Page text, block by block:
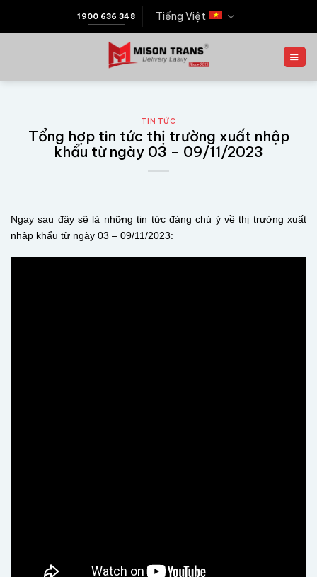
1900 636 348 Tiếng Việt
TIN TỨC
Tổng hợp tin tức thị trường xuất nhập
khẩu từ ngày 03 – 09/11/2023​
Ngay sau đây sẽ là những tin tức đáng chú ý về thị trường xuất
nhập khẩu từ ngày 03 – 09/11/2023: